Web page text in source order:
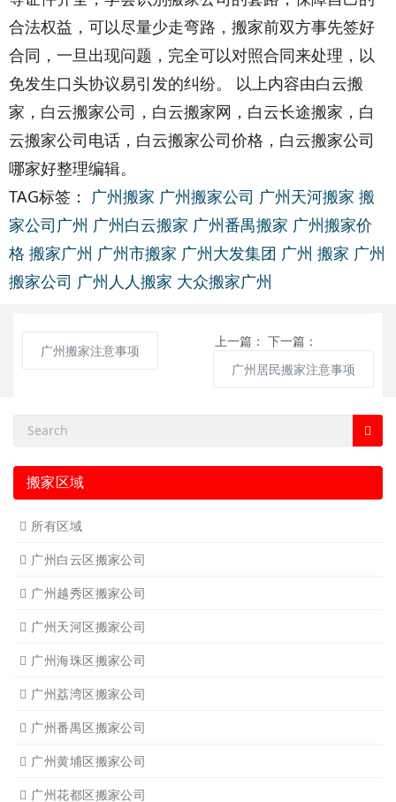
合法权益，可以尽量少走弯路，搬家前双方事先签好
合同，一旦出现问题，完全可以对照合同来处理，以
免发生口头协议易引发的纠纷。 以上内容由白云搬
家，白云搬家公司，白云搬家网，白云长途搬家，白
云搬家公司电话，白云搬家公司价格，白云搬家公司
哪家好整理编辑。
TAG标签： 广州搬家 广州搬家公司 广州天河搬家 搬
家公司广州 广州白云搬家 广州番禺搬家 广州搬家价
格 搬家广州 广州市搬家 广州大发集团 广州 搬家 广州
搬家公司 广州人人搬家 大众搬家广州
上一篇：
广州搬家注意事项
下一篇：
广州居民搬家注意事项
搬家区域
所有区域
广州白云区搬家公司
广州越秀区搬家公司
广州天河区搬家公司
广州海珠区搬家公司
广州荔湾区搬家公司
广州番禺区搬家公司
广州黄埔区搬家公司
广州花都区搬家公司